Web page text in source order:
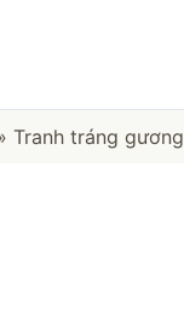
Tranh tráng gương